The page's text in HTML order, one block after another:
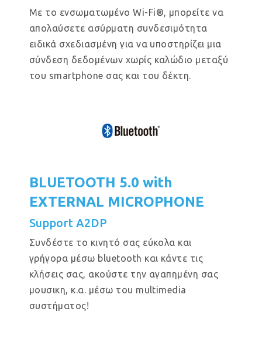
Με το ενσωματωμένο Wi-Fi®, μπορείτε να
απολαύσετε ασύρματη συνδεσιμότητα
ειδικά σχεδιασμένη για να υποστηρίζει μια
σύνδεση δεδομένων χωρίς καλώδιο μεταξύ
του smartphone σας και του δέκτη.
BLUETOOTH 5.0 with
EXTERNAL MICROPHONE
Support A2DP
Συνδέστε το κινητό σας εύκολα και
γρήγορα μέσω bluetooth και κάντε τις
κλήσεις σας, ακούστε την αγαπημένη σας
μουσικη, κ.α. μέσω του multimedia
συστήματος!